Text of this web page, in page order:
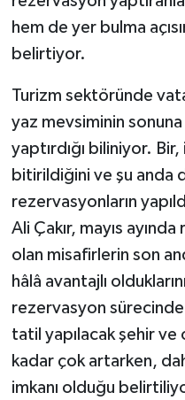
hem de yer bulma
belirtiyor.
Turizm sektöründe
yaz mevsiminin
yaptırdığı biliniyor.
bitirildiğini ve şu anda
rezervasyonların
Ali Çakır, mayıs
olan misafirlerin son
hâlâ avantajlı
rezervasyon
tatil yapılacak şehir ve
kadar çok artarken,
imkanı olduğu